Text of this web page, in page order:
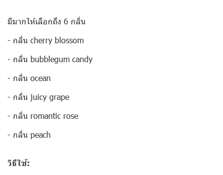
มีมากให้เลือกถึง 6 กลิ่น
- กลิ่น cherry blossom
- กลิ่น bubblegum candy
- กลิ่น ocean
- กลิ่น juicy grape
- กลิ่น romantic rose
- กลิ่น peach
วิธีใช้: